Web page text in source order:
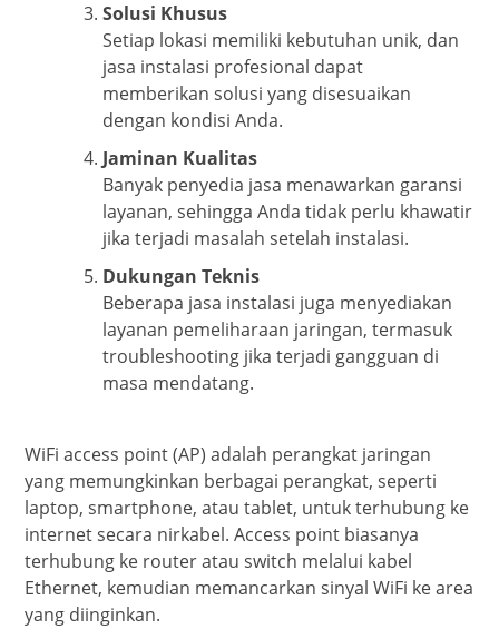
Solusi Khusus
Setiap lokasi memiliki kebutuhan unik, dan
jasa instalasi profesional dapat
memberikan solusi yang disesuaikan
dengan kondisi Anda.
Jaminan Kualitas
Banyak penyedia jasa menawarkan garansi
layanan, sehingga Anda tidak perlu khawatir
jika terjadi masalah setelah instalasi.
Dukungan Teknis
Beberapa jasa instalasi juga menyediakan
layanan pemeliharaan jaringan, termasuk
troubleshooting jika terjadi gangguan di
masa mendatang.
WiFi access point (AP) adalah perangkat jaringan
yang memungkinkan berbagai perangkat, seperti
laptop, smartphone, atau tablet, untuk terhubung ke
internet secara nirkabel. Access point biasanya
terhubung ke router atau switch melalui kabel
Ethernet, kemudian memancarkan sinyal WiFi ke area
yang diinginkan.